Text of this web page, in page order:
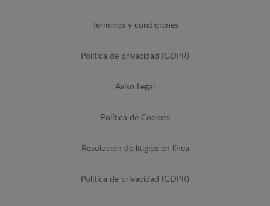
Términos y condiciones
Política de privacidad (GDPR)
Aviso Legal
Política de Cookies
Resolución de litigios en línea
Política de privacidad (GDPR)